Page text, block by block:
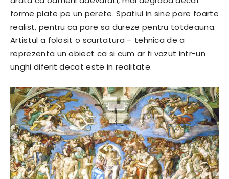
forme plate pe un perete. Spatiul in sine pare foarte
realist, pentru ca pare sa dureze pentru totdeauna.
Artistul a folosit o scurtatura – tehnica de a
reprezenta un obiect ca si cum ar fi vazut intr-un
unghi diferit decat este in realitate.